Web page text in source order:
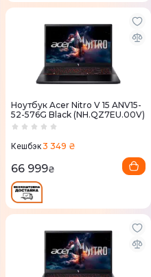
Ноутбук Acer Nitro V 15 ANV15-
52-576G Black (NH.QZ7EU.00V)
Кешбэк3 349 ₴
66 999₴